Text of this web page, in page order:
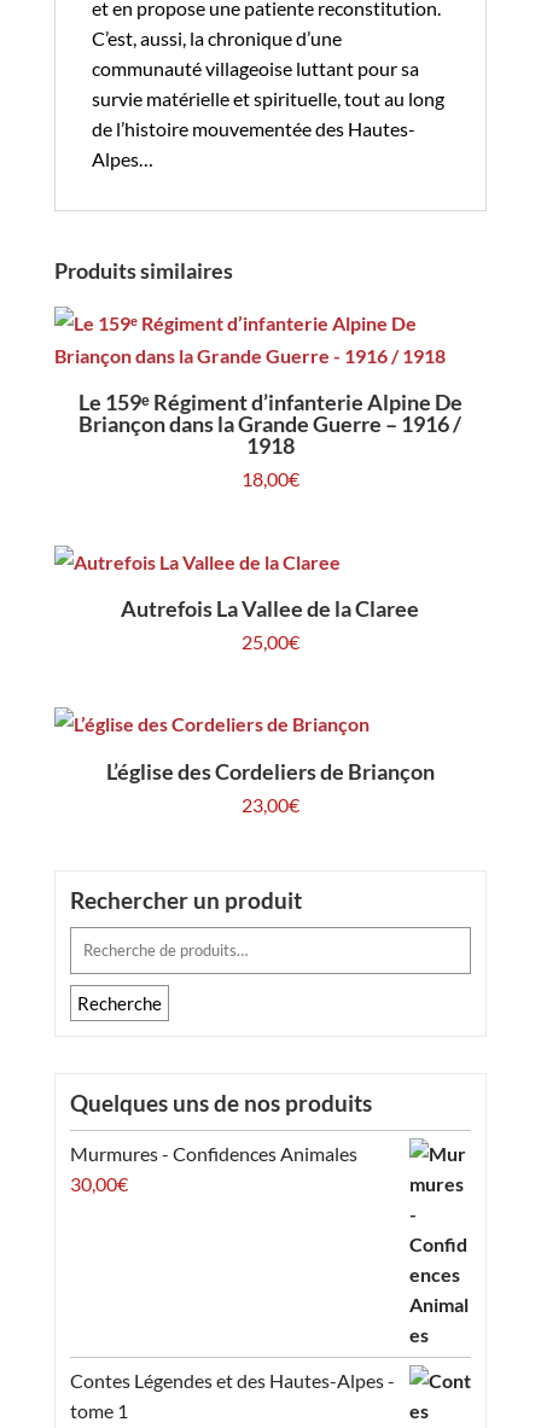
et en propose une patiente reconstitution.
C’est, aussi, la chronique d’une
communauté villageoise luttant pour sa
survie matérielle et spirituelle, tout au long
de l’histoire mouvementée des Hautes-
Alpes…
Produits similaires
Le 159ᵉ Régiment d’infanterie Alpine De
Briançon dans la Grande Guerre – 1916 /
1918
18,00€
Autrefois La Vallee de la Claree
25,00€
L’église des Cordeliers de Briançon
23,00€
Rechercher un produit
Recherche
pour :
Recherche
Quelques uns de nos produits
Murmures - Confidences Animales
30,00€
Contes Légendes et des Hautes-Alpes -
tome 1